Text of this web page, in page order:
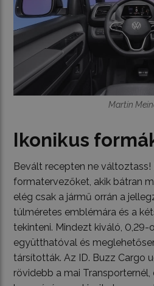
Martin
Ikonikus
Bevált recepten ne változtass!
formatervezőket, akik bátran
elég csak a jármű orrán a
túlméretes emblémára és a
tekinteni. Mindezt kiváló, 0,29-
együtthatóval és
társították. Az ID. Buzz Cargo
rövidebb a mai